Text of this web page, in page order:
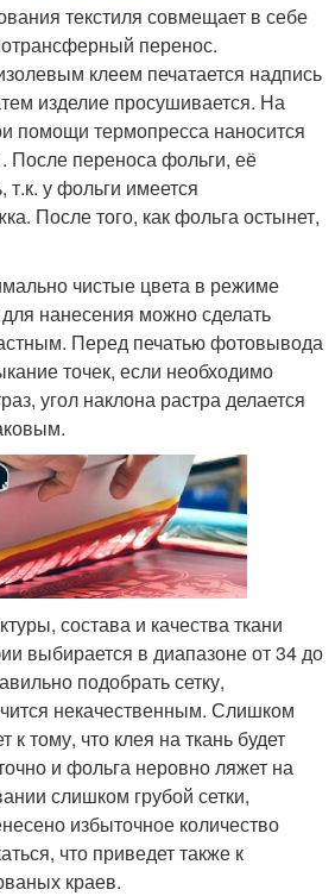
текстиля совмещает в себе
перенос.
клеем печатается надпись
изделие просушивается. На
помощи термопресса наносится
После переноса фольги, её
т.к. у фольги имеется
После того, как фольга остынет,
чистые цвета в режиме
нанесения можно сделать
Перед печатью фотовывода
точек, если необходимо
угол наклона растра делается
состава и качества ткани
выбирается в диапазоне от 34 до
подобрать сетку,
некачественным. Слишком
к тому, что клея на ткань будет
и фольга неровно ляжет на
слишком грубой сетки,
избыточное количество
что приведет также к
краев.